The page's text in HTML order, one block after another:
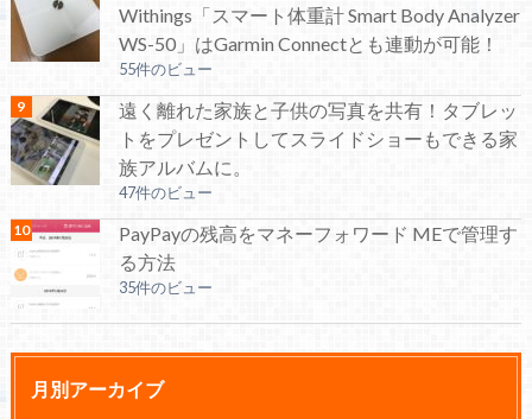
Withings「スマート体重計 Smart Body Analyzer
WS-50」はGarmin Connectとも連動が可能！
55件のビュー
遠く離れた家族と子供の写真を共有！タブレッ
トをプレゼントしてスライドショーもできる家
族アルバムに。
47件のビュー
PayPayの残高をマネーフォワード MEで管理す
る方法
35件のビュー
月別アーカイブ